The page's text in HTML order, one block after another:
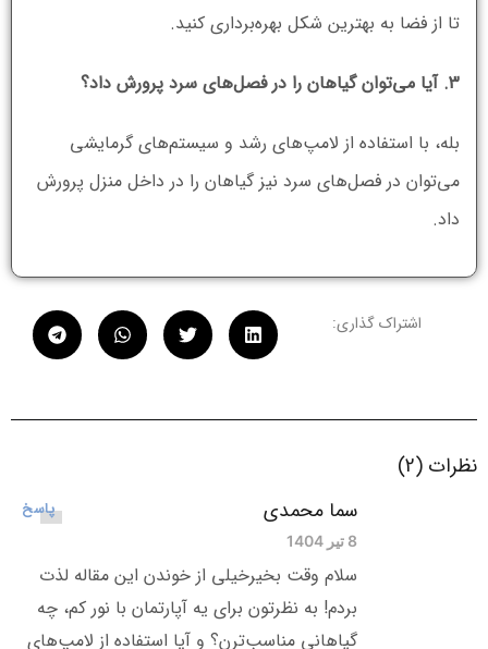
تا از فضا به بهترین شکل بهره‌برداری کنید.
3. آیا می‌توان گیاهان را در فصل‌های سرد پرورش داد؟
بله، با استفاده از لامپ‌های رشد و سیستم‌های گرمایشی
می‌توان در فصل‌های سرد نیز گیاهان را در داخل منزل پرورش
داد.
اشتراک گذاری:
نظرات (2)
سما محمدی
8 تیر 1404
پاسخ
سلام وقت بخیرخیلی از خوندن این مقاله لذت
بردم! به نظرتون برای یه آپارتمان با نور کم، چه
گیاهانی مناسب‌ترن؟ و آیا استفاده از لامپ‌های